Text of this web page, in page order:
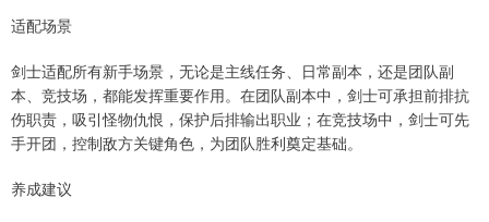
适配场景
剑士适配所有新手场景，无论是主线任务、日常副本，还是团队副
本、竞技场，都能发挥重要作用。在团队副本中，剑士可承担前排抗
伤职责，吸引怪物仇恨，保护后排输出职业；在竞技场中，剑士可先
手开团，控制敌方关键角色，为团队胜利奠定基础。
养成建议